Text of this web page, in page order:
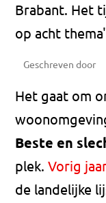
Brabant. Het
op acht
Geschreven door
Het gaat om
Beste en
plek. Vorig
de landelijke